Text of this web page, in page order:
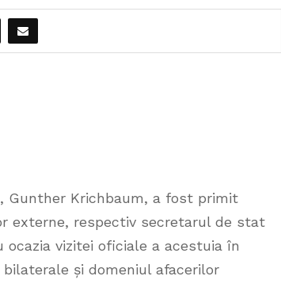
Gunther Krichbaum, a fost primit
externe, respectiv secretarul de stat
vizitei oficiale a acestuia în
și domeniul afacerilor